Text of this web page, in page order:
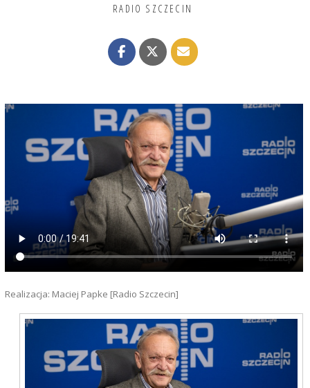
RADIO SZCZECIN
Realizacja: Maciej Papke [Radio Szczecin]